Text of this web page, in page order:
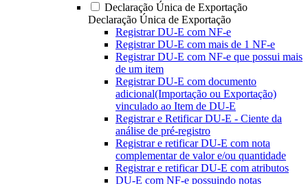
Declaração Única de Exportação
Declaração Única de Exportação
Registrar DU-E com NF-e
Registrar DU-E com mais de 1 NF-e
Registrar DU-E com NF-e que possui mais
de um item
Registrar DU-E com documento
adicional(Importação ou Exportação)
vinculado ao Item de DU-E
Registrar e Retificar DU-E - Ciente da
análise de pré-registro
Registrar e retificar DU-E com nota
complementar de valor e/ou quantidade
Registrar e retificar DU-E com atributos
DU-E com NF-e possuindo notas